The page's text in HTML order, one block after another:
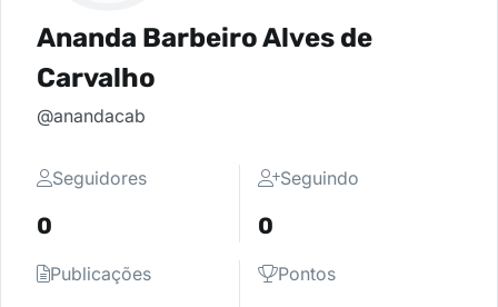
Ananda Barbeiro Alves de
Carvalho
@anandacab
Seguidores
0
Seguindo
0
Publicações Pontos